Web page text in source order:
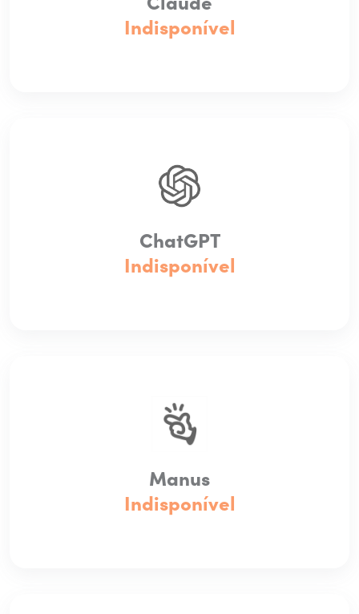
Indisponível
ChatGPT
Indisponível
Manus
Indisponível